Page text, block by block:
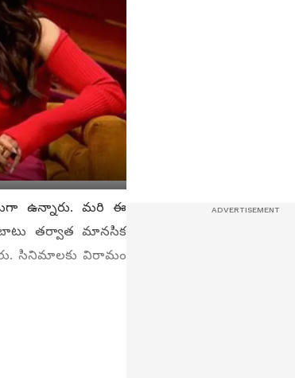
ఉన్నారు. మరి ఈ
తర్వాత మానసిక
సినిమాలకు విరామం